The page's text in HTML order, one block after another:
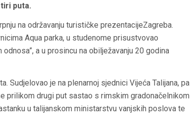
puta.
na održavanju turističke prezentacijeZagreba.
Aqua parka, u studenome prisustvovao
a u prosincu na obilježavanju 20 godina
Sudjelovao je na plenarnoj sjednici Vijeća Talijana, pa
prilikom drugi put sastao s rimskim gradonačelnikom
u talijanskom ministarstvu vanjskih poslova te